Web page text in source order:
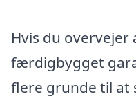
Hvis du overvejer
færdigbygget
flere grunde til at